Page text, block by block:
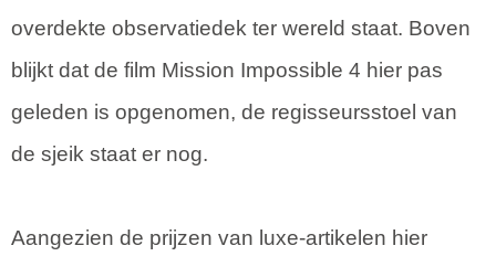
overdekte observatiedek ter wereld staat. Boven
blijkt dat de film Mission Impossible 4 hier pas
geleden is opgenomen, de regisseursstoel van
de sjeik staat er nog.
Aangezien de prijzen van luxe-artikelen hier